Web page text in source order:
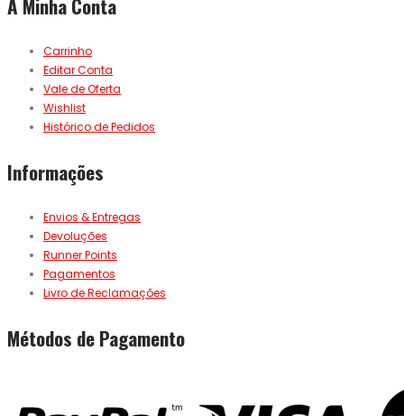
A Minha Conta
Carrinho
Editar Conta
Vale de Oferta
Wishlist
Histórico de Pedidos
Informações
Envios & Entregas
Devoluções
Runner Points
Pagamentos
Livro de Reclamações
Métodos de Pagamento